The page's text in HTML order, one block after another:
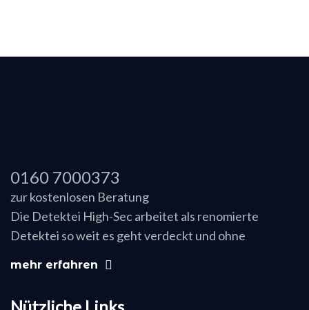
0160 7000373
zur kostenlosen Beratung
Die Detektei High-Sec arbeitet als renomierte
Detektei so weit es geht verdeckt und ohne
mehr erfahren
Nützliche Links